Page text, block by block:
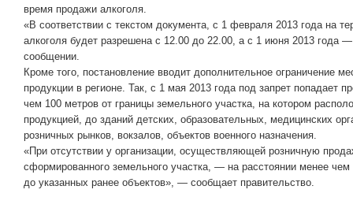
время продажи алкоголя.
«В соответствии с текстом документа, с 1 февраля 2013 года на
алкоголя будет разрешена с 12.00 до 22.00, а с 1 июня 2013 года
сообщении.
Кроме того, постановление вводит дополнительное ограничение
продукции в регионе. Так, с 1 мая 2013 года под запрет попадает
чем 100 метров от границы земельного участка, на котором
продукцией, до зданий детских, образовательных, медицинских
розничных рынков, вокзалов, объектов военного назначения.
«При отсутствии у организации, осуществляющей розничную
сформированного земельного участка, — на расстоянии менее
до указанных ранее объектов», — сообщает правительство.